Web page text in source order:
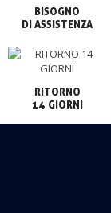
BISOGNO
RITORNO
14 GIORNI